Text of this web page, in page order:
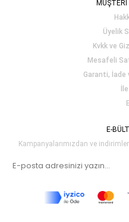
MÜŞTERİ
Üyelik
Kvkk ve
Mesafeli
Garanti, İade
E-
Kampanyalarımızdan ve